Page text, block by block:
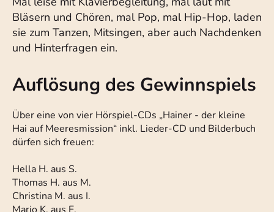
Bläsern und Chören, mal Pop, mal Hip-Hop, laden
sie zum Tanzen, Mitsingen, aber auch Nachdenken
und Hinterfragen ein.
Auflösung des Gewinnspiels
Über eine von vier Hörspiel-CDs „Hainer - der kleine
Hai auf Meeresmission“ inkl. Lieder-CD und Bilderbuch
dürfen sich freuen:
Hella H. aus S.
Thomas H. aus M.
Christina M. aus I.